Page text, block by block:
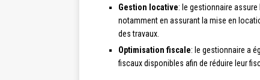
Gestion locative: le gestionnaire
notamment en assurant la mise en
des travaux.
Optimisation fiscale: le gestionnaire a
fiscaux disponibles afin de réduire leur